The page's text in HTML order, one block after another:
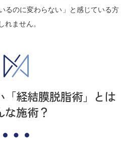
るのに変わらない」と感じている方
れません。
経結膜脱脂術」とは
な施術？